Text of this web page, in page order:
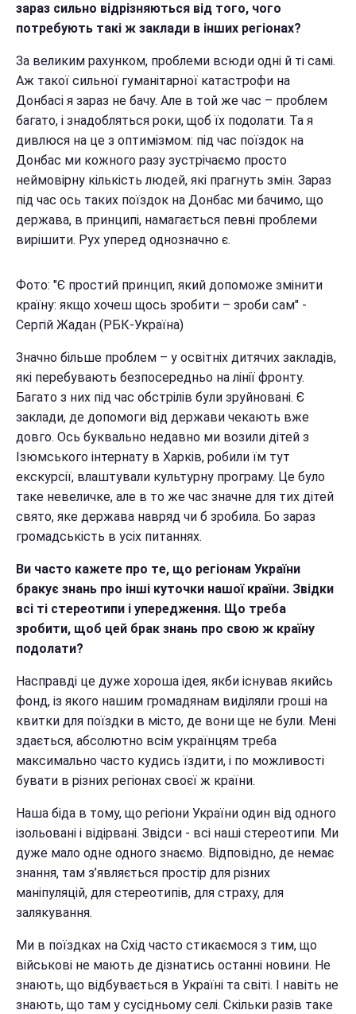
зараз сильно відрізняються від того, чого
потребують такі ж заклади в інших регіонах?
За великим рахунком, проблеми всюди одні й ті самі.
Аж такої сильної гуманітарної катастрофи на
Донбасі я зараз не бачу. Але в той же час – проблем
багато, і знадобляться роки, щоб їх подолати. Та я
дивлюся на це з оптимізмом: під час поїздок на
Донбас ми кожного разу зустрічаємо просто
неймовірну кількість людей, які прагнуть змін. Зараз
під час ось таких поїздок на Донбас ми бачимо, що
держава, в принципі, намагається певні проблеми
вирішити. Рух уперед однозначно є.
Фото: "Є простий принцип, який допоможе змінити
країну: якщо хочеш щось зробити – зроби сам" -
Сергій Жадан (РБК-Україна)
Значно більше проблем – у освітніх дитячих закладів,
які перебувають безпосередньо на лінії фронту.
Багато з них під час обстрілів були зруйновані. Є
заклади, де допомоги від держави чекають вже
довго. Ось буквально недавно ми возили дітей з
Ізюмського інтернату в Харків, робили їм тут
екскурсії, влаштували культурну програму. Це було
таке невеличке, але в то же час значне для тих дітей
свято, яке держава навряд чи б зробила. Бо зараз
громадськість в усіх питаннях.
Ви часто кажете про те, що регіонам України
бракує знань про інші куточки нашої країни. Звідки
всі ті стереотипи і упередження. Що треба
зробити, щоб цей брак знань про свою ж країну
подолати?
Насправді це дуже хороша ідея, якби існував якийсь
фонд, із якого нашим громадянам виділяли гроші на
квитки для поїздки в місто, де вони ще не були. Мені
здається, абсолютно всім українцям треба
максимально часто кудись їздити, і по можливості
бувати в різних регіонах своєї ж країни.
Наша біда в тому, що регіони України один від одного
ізольовані і відірвані. Звідси - всі наші стереотипи. Ми
дуже мало одне одного знаємо. Відповідно, де немає
знання, там з’являється простір для різних
маніпуляцій, для стереотипів, для страху, для
залякування.
Ми в поїздках на Схід часто стикаємося з тим, що
військові не мають де дізнатись останні новини. Не
знають, що відбувається в Україні та світі. І навіть не
знають, що там у сусідньому селі. Скільки разів таке